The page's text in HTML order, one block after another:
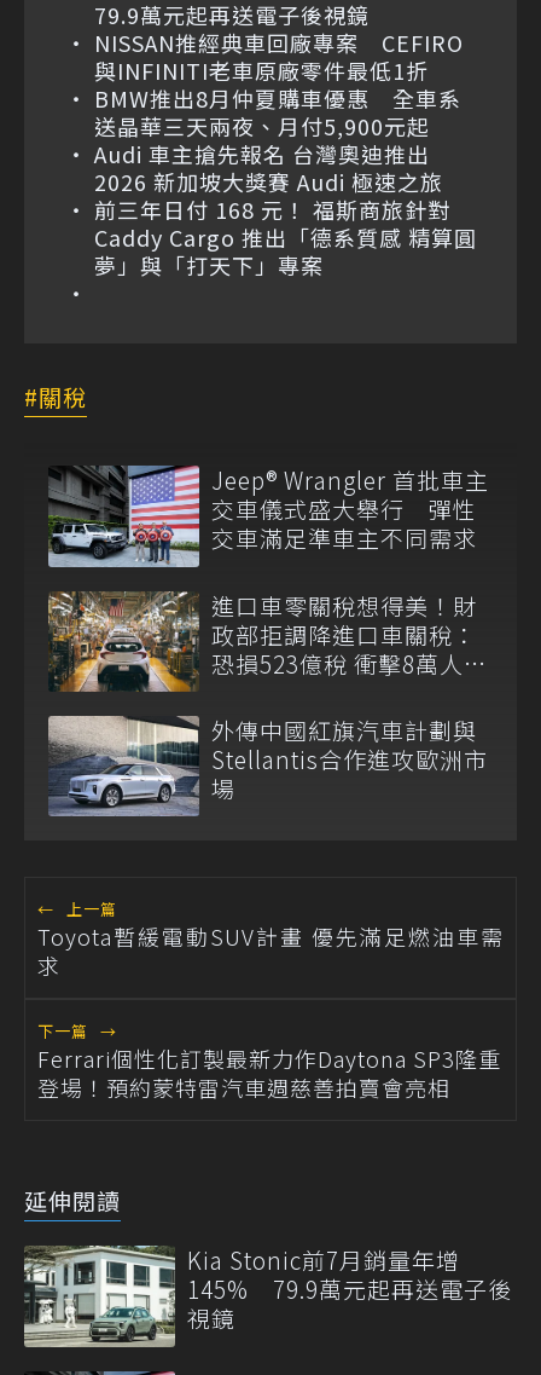
79.9萬元起再送電子後視鏡
NISSAN推經典車回廠專案 CEFIRO
與INFINITI老車原廠零件最低1折
BMW推出8月仲夏購車優惠 全車系
送晶華三天兩夜、月付5,900元起
Audi 車主搶先報名 台灣奧迪推出
2026 新加坡大獎賽 Audi 極速之旅
前三年日付 168 元！ 福斯商旅針對
Caddy Cargo 推出「德系質感 精算圓
夢」與「打天下」專案
關稅
Jeep® Wrangler 首批車主
交車儀式盛大舉行 彈性
交車滿足準車主不同需求
進口車零關稅想得美！財
政部拒調降進口車關稅：
恐損523億稅 衝擊8萬人員
外傳中國紅旗汽車計劃與
Stellantis合作進攻歐洲市
場
← 上一篇
Toyota暫緩電動SUV計畫 優先滿足燃油車需
求
下一篇 →
Ferrari個性化訂製最新力作Daytona SP3隆重
登場！預約蒙特雷汽車週慈善拍賣會亮相
延伸閱讀
Kia Stonic前7月銷量年增
145% 79.9萬元起再送電子後
視鏡